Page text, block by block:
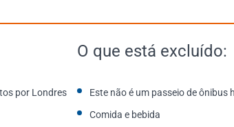
por Londres
O que está excluído:
Este não é um passeio de ônibus
Comida e bebida